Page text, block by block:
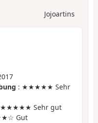
Jojoartins
: ★★★★★ Sehr
★★★★★ Sehr gut
Gut